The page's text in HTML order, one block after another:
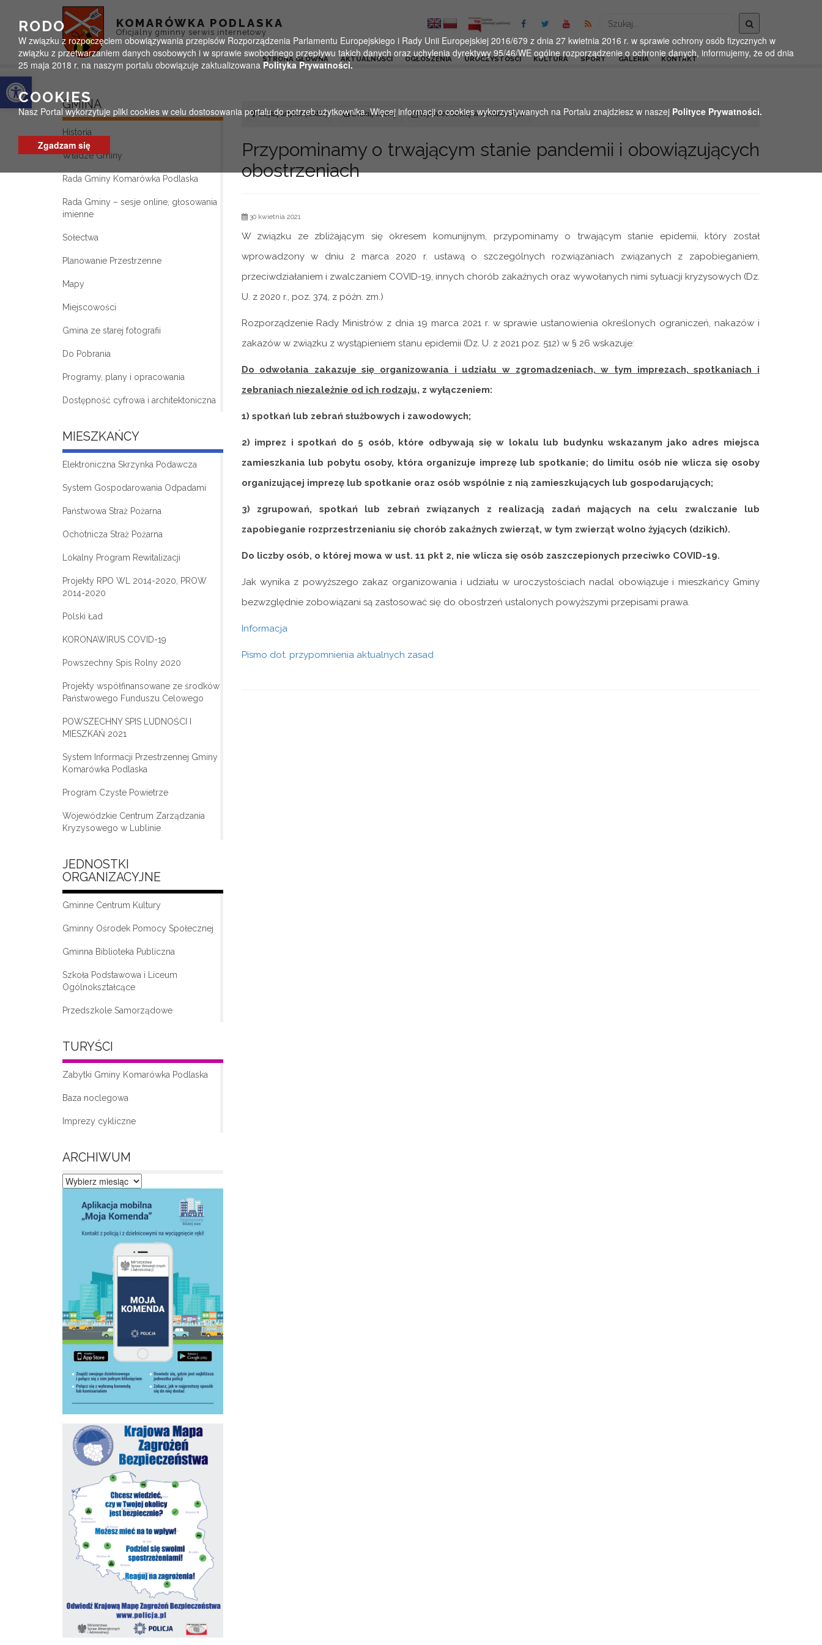
Otwórz pasek narzędzi
KOMARÓWKA PODLASKA
Oficjalny gminny serwis internetowy
Wyszukaj
STRONA GŁÓWNA AKTUALNOŚCI OGŁOSZENIA UROCZYSTOŚCI KULTURA SPORT GALERIA KONTAKT
GMINA
Historia
Władze Gminy
Rada Gminy Komarówka Podlaska
Rada Gminy – sesje online, głosowania
imienne
Sołectwa
Planowanie Przestrzenne
Mapy
Miejscowości
Gmina ze starej fotografii
Do Pobrania
Programy, plany i opracowania
Dostępność cyfrowa i architektoniczna
MIESZKAŃCY
Elektroniczna Skrzynka Podawcza
System Gospodarowania Odpadami
Państwowa Straż Pożarna
Ochotnicza Straż Pożarna
Lokalny Program Rewitalizacji
Projekty RPO WL 2014-2020, PROW
2014-2020
Polski Ład
KORONAWIRUS COVID-19
Powszechny Spis Rolny 2020
Projekty współfinansowane ze środków
Państwowego Funduszu Celowego
POWSZECHNY SPIS LUDNOŚCI I
MIESZKAŃ 2021
System Informacji Przestrzennej Gminy
Komarówka Podlaska
Program Czyste Powietrze
Wojewódzkie Centrum Zarządzania
Kryzysowego w Lublinie
JEDNOSTKI
ORGANIZACYJNE
Gminne Centrum Kultury
Gminny Ośrodek Pomocy Społecznej
„Moda na seniora – klub seniora w
Gminna Biblioteka Publiczna
Szkoła Podstawowa i Liceum
Ogólnokształcące
Przedszkole Samorządowe
TURYŚCI
Zabytki Gminy Komarówka Podlaska
Baza noclegowa
Imprezy cykliczne
ARCHIWUM
Archiwum
Czytaj artykuł (lektor) Drukuj stronę Wyświetl stronę w formacie PDF
Przypominamy o trwającym stanie pandemii i obowiązujących
obostrzeniach
30 kwietnia 2021
W związku ze zbliżającym się okresem komunijnym, przypominamy o trwającym stanie epidemii, który został
wprowadzony w dniu 2 marca 2020 r. ustawą o szczególnych rozwiązaniach związanych z zapobieganiem,
przeciwdziałaniem i zwalczaniem COVID-19, innych chorób zakaźnych oraz wywołanych nimi sytuacji kryzysowych (Dz.
U. z 2020 r., poz. 374, z późn. zm.)
Rozporządzenie Rady Ministrów z dnia 19 marca 2021 r. w sprawie ustanowienia określonych ograniczeń, nakazów i
zakazów w związku z wystąpieniem stanu epidemii (Dz. U. z 2021 poz. 512) w § 26 wskazuje:
Do odwołania zakazuje się organizowania i udziału w zgromadzeniach, w tym imprezach, spotkaniach i
zebraniach niezależnie od ich rodzaju, z wyłączeniem:
1) spotkań lub zebrań służbowych i zawodowych;
2) imprez i spotkań do 5 osób, które odbywają się w lokalu lub budynku wskazanym jako adres miejsca
zamieszkania lub pobytu osoby, która organizuje imprezę lub spotkanie; do limitu osób nie wlicza się osoby
organizującej imprezę lub spotkanie oraz osób wspólnie z nią zamieszkujących lub gospodarujących;
3) zgrupowań, spotkań lub zebrań związanych z realizacją zadań mających na celu zwalczanie lub
zapobieganie rozprzestrzenianiu się chorób zakaźnych zwierząt, w tym zwierząt wolno żyjących (dzikich).
Do liczby osób, o której mowa w ust. 11 pkt 2, nie wlicza się osób zaszczepionych przeciwko COVID-19.
Jak wynika z powyższego zakaz organizowania i udziału w uroczystościach nadal obowiązuje i mieszkańcy Gminy
bezwzględnie zobowiązani są zastosować się do obostrzeń ustalonych powyższymi przepisami prawa.
Informacja
Pismo dot. przypomnienia aktualnych zasad
RODO
W związku z rozpoczęciem obowiązywania przepisów Rozporządzenia Parlamentu Europejskiego i Rady Unii Europejskiej 2016/679 z dnia 27 kwietnia 2016 r. w sprawie ochrony osób fizycznych w
związku z przetwarzaniem danych osobowych i w sprawie swobodnego przepływu takich danych oraz uchylenia dyrektywy 95/46/WE ogólne rozporządzenie o ochronie danych, informujemy, że od dnia
25 maja 2018 r. na naszym portalu obowiązuje zaktualizowana Polityka Prywatności.
COOKIES
Nasz Portal wykorzytuje pliki cookies w celu dostosowania portalu do potrzeb użytkownika. Więcej informacji o cookies wykorzystywanych na Portalu znajdziesz w naszej Polityce Prywatności.
Zgadzam się